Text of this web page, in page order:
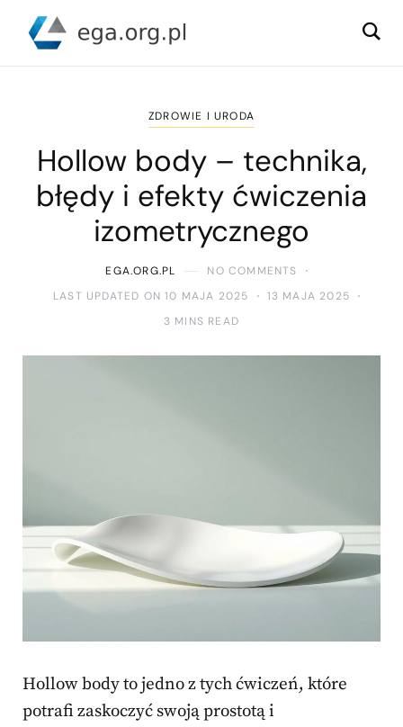
ZDROWIE I URODA
Hollow body – technika,
błędy i efekty ćwiczenia
izometrycznego
EGA.ORG.PL
NO COMMENTS
LAST UPDATED ON 10 MAJA 2025
13 MAJA 2025
3 MINS READ
Hollow body to jedno z tych ćwiczeń, które
potrafi zaskoczyć swoją prostotą i